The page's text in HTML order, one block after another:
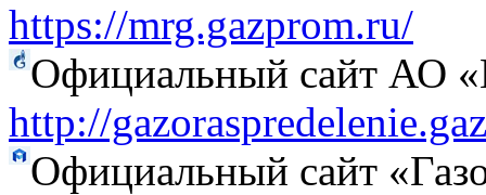
https://mrg.gazprom.ru/
Официальный сайт АО
http://
Официальный сайт